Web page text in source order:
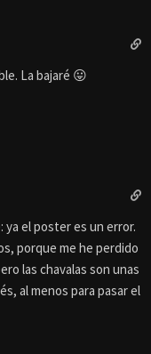
La bajaré 😛
ya el poster es un error.
porque me he perdido
las chavalas son unas
al menos para pasar el